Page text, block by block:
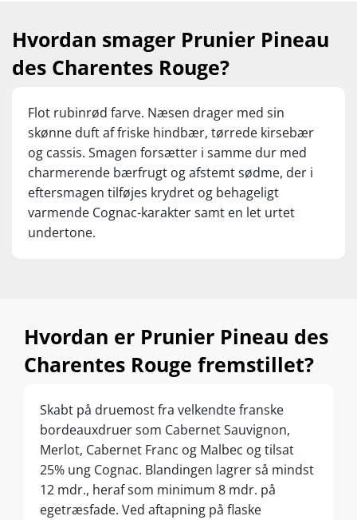
Hvordan smager Prunier Pineau
des Charentes Rouge?
Flot rubinrød farve. Næsen drager med sin
skønne duft af friske hindbær, tørrede kirsebær
og cassis. Smagen forsætter i samme dur med
charmerende bærfrugt og afstemt sødme, der i
eftersmagen tilføjes krydret og behageligt
varmende Cognac-karakter samt en let urtet
undertone.
Hvordan er Prunier Pineau des
Charentes Rouge fremstillet?
Skabt på druemost fra velkendte franske
bordeauxdruer som Cabernet Sauvignon,
Merlot, Cabernet Franc og Malbec og tilsat
25% ung Cognac. Blandingen lagrer så mindst
12 mdr., heraf som minimum 8 mdr. på
egetræsfade. Ved aftapning på flaske